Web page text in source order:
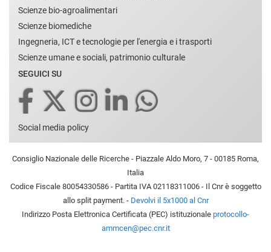
Scienze bio-agroalimentari
Scienze biomediche
Ingegneria, ICT e tecnologie per l'energia e i trasporti
Scienze umane e sociali, patrimonio culturale
SEGUICI SU
Social media policy
Consiglio Nazionale delle Ricerche - Piazzale Aldo Moro, 7 - 00185 Roma,
Italia
Codice Fiscale 80054330586 - Partita IVA 02118311006 - Il Cnr è soggetto
allo split payment. - Devolvi il 5x1000 al Cnr
Indirizzo Posta Elettronica Certificata (PEC) istituzionale protocollo-
ammcen@pec.cnr.it